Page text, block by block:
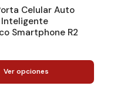
Celular Auto
Smartphone R2
Ver opciones